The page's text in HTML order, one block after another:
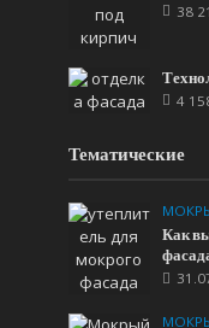
38
4
Тематические
Как